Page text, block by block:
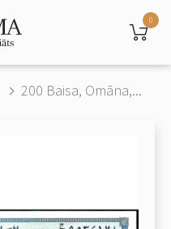
0
200 Baisa, Omāna,...